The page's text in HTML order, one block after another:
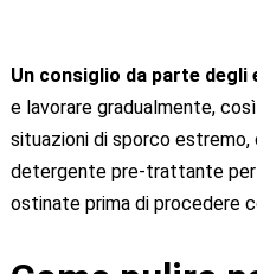
Un consiglio da parte degli
e lavorare gradualmente,
situazioni di sporco estremo,
detergente pre-trattante per
ostinate prima di procedere